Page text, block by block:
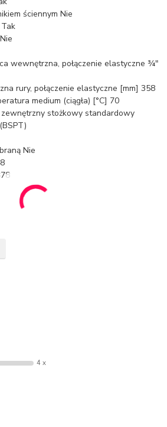
ściennym Nie
wewnętrzna, połączenie elastyczne ¾"
rury, połączenie elastyczne [mm] 358
medium (ciągła) [°C] 70
zewnętrzny stożkowy standardowy
Nie
4 x